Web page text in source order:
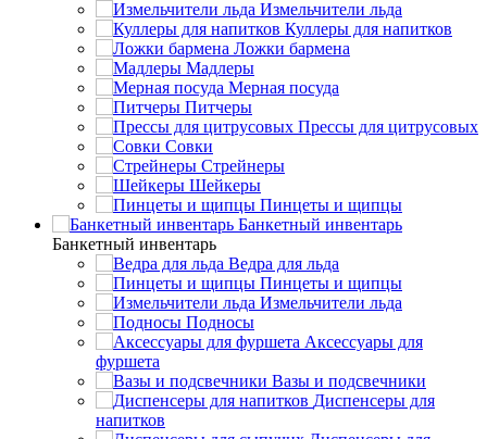
Измельчители льда
Куллеры для напитков
Ложки бармена
Мадлеры
Мерная посуда
Питчеры
Прессы для цитрусовых
Совки
Стрейнеры
Шейкеры
Пинцеты и щипцы
Банкетный инвентарь
Банкетный инвентарь
Ведра для льда
Пинцеты и щипцы
Измельчители льда
Подносы
Аксессуары для
фуршета
Вазы и подсвечники
Диспенсеры для
напитков